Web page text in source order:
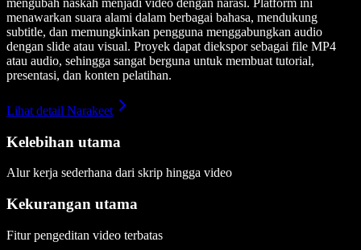
mengubah naskah menjadi video dengan narasi. Platform ini
menawarkan suara alami dalam berbagai bahasa, mendukung
subtitle, dan memungkinkan pengguna menggabungkan audio
dengan slide atau visual. Proyek dapat diekspor sebagai file MP4
atau audio, sehingga sangat berguna untuk membuat tutorial,
presentasi, dan konten pelatihan.
Lihat detail Narakeet
Kelebihan utama
Alur kerja sederhana dari skrip hingga video
Kekurangan utama
Fitur pengeditan video terbatas